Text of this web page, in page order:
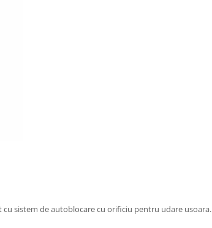
sistem de autoblocare cu orificiu pentru udare usoara.